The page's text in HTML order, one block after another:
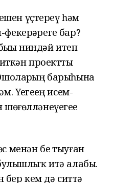
үҫтереү һәм
бар?
ниндәй итеп
иткән проектты
Ошоларҙың барыһына
Үҙегеҙҙең исем-
менән беҙ тыуған
булышлыҡ итә алабыҙ.
кем дә ситтә